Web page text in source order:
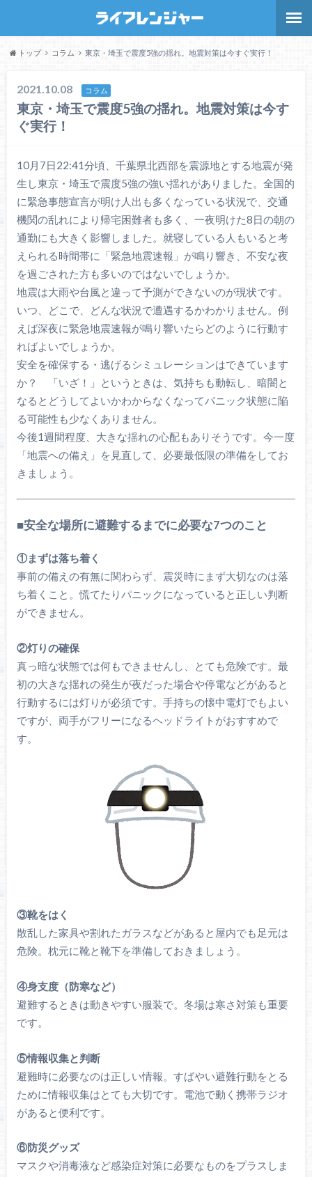
トップ コラム 東京・埼玉で震度5強の揺れ。地震対策は今すぐ実行！
2021.10.08 コラム
東京・埼玉で震度5強の揺れ。地震対策は今す
ぐ実行！
10月7日22:41分頃、千葉県北西部を震源地とする地震が発
生し東京・埼玉で震度5強の強い揺れがありました。全国的
に緊急事態宣言が明け人出も多くなっている状況で、交通
機関の乱れにより帰宅困難者も多く、一夜明けた8日の朝の
通勤にも大きく影響しました。就寝している人もいると考
えられる時間帯に「緊急地震速報」が鳴り響き、不安な夜
を過ごされた方も多いのではないでしょうか。
地震は大雨や台風と違って予測ができないのが現状です。
いつ、どこで、どんな状況で遭遇するかわかりません。例
えば深夜に緊急地震速報が鳴り響いたらどのように行動す
ればよいでしょうか。
安全を確保する・逃げるシミュレーションはできています
か？ 「いざ！」というときは、気持ちも動転し、暗闇と
なるとどうしてよいかわからなくなってパニック状態に陥
る可能性も少なくありません。
今後1週間程度、大きな揺れの心配もありそうです。今一度
「地震への備え」を見直して、必要最低限の準備をしてお
きましょう。
■安全な場所に避難するまでに必要な7つのこと
①まずは落ち着く
事前の備えの有無に関わらず、震災時にまず大切なのは落
ち着くこと。慌てたりパニックになっていると正しい判断
ができません。
②灯りの確保
真っ暗な状態では何もできませんし、とても危険です。最
初の大きな揺れの発生が夜だった場合や停電などがあると
行動するには灯りが必須です。手持ちの懐中電灯でもよい
ですが、両手がフリーになるヘッドライトがおすすめで
す。
③靴をはく
散乱した家具や割れたガラスなどがあると屋内でも足元は
危険。枕元に靴と靴下を準備しておきましょう。
④身支度（防寒など）
避難するときは動きやすい服装で。冬場は寒さ対策も重要
です。
⑤情報収集と判断
避難時に必要なのは正しい情報。すばやい避難行動をとる
ために情報収集はとても大切です。電池で動く携帯ラジオ
があると便利です。
⑥防災グッズ
マスクや消毒液など感染症対策に必要なものをプラスしま